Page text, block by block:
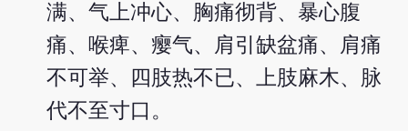
满、气上冲心、胸痛彻背、暴心腹
痛、喉痺、瘿气、肩引缺盆痛、肩痛
不可举、四肢热不已、上肢麻木、脉
代不至寸口。